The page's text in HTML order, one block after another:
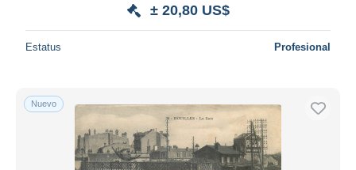
± 20,80 US$
Estatus Profesional
Nuevo